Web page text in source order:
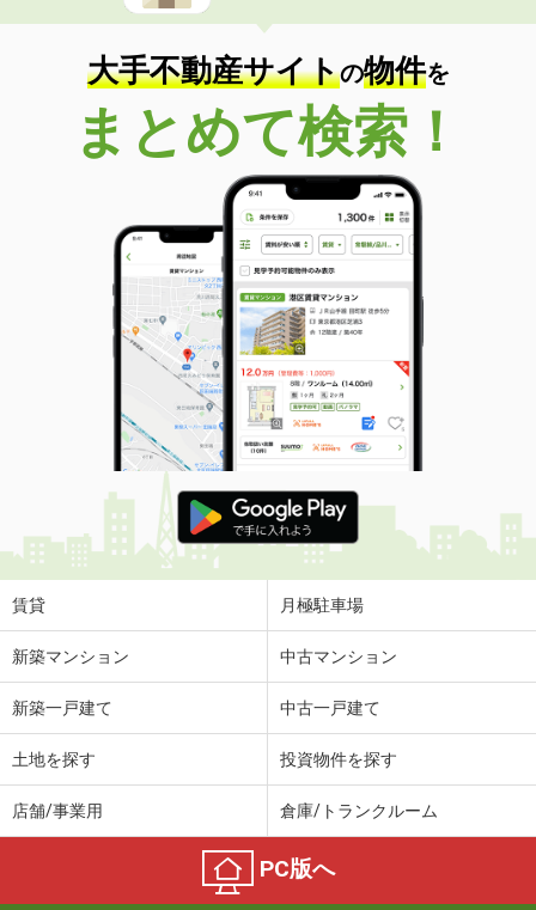
大手不動産サイトの物件を
まとめて検索！
賃貸 月極駐車場
新築マンション 中古マンション
新築一戸建て 中古一戸建て
土地を探す 投資物件を探す
店舗/事業用 倉庫/トランクルーム
PC版へ